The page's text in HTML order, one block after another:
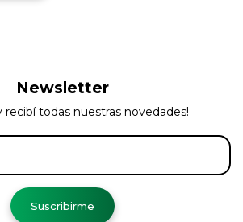
Newsletter
recibí todas nuestras novedades!
Suscribirme